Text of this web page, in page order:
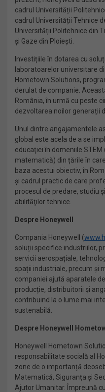
cadrul Universității
cadrul Universității Tehnice
Universității Politehnice din
și Gaze din Ploiești.
Investițiile în dotarea cu
laboratoarelor universitare
Hometown Solutions,
derulat de companie.
România, în urmă cu peste
dezvoltarea noilor generații
Unul dintre angajamentele
global este acela de a se
educaţiei în domeniile
matematică) din țările în
baza acestui obiectiv, în
și cadrul practic de care
procesul de predare, studiu
abilităţilor tehnice.
Despre Honeywell
Compania Honeywell (
soluții specifice industriilor,
servicii aerospațiale,
spații industriale, precum și
companiei ajută aparatele
producție, distribuitorii și
contribuind la o lume mai
sustenabilă.
Despre Honeywell
Honeywell Hometown
responsabilitate socială al
zone de o importanță
Matematică, Siguranța și
Ajutor Umanitar. Împreună